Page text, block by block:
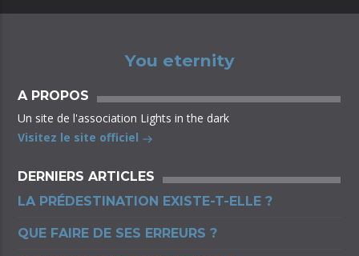
You eternity
A PROPOS
Un site de l'association Lights in the dark
Visitez le site officiel
DERNIERS ARTICLES
LA PRÉDESTINATION EXISTE-T-ELLE ?
QUE FAIRE DE SES ERREURS ?